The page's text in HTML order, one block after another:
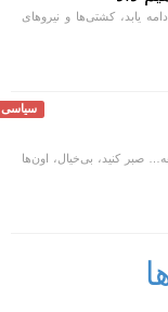
یابد، کشتی‌ها و نیرو‌های
سیاسی
صبر کنید، بی‌خیال، اون‌ها